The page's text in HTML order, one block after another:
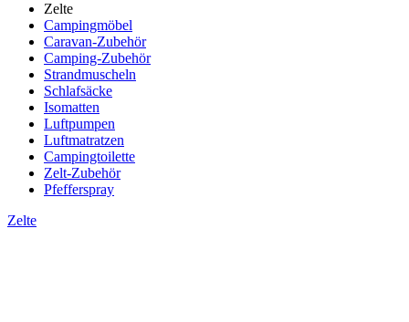
Zelte
Campingmöbel
Caravan-Zubehör
Camping-Zubehör
Strandmuscheln
Schlafsäcke
Isomatten
Luftpumpen
Luftmatratzen
Campingtoilette
Zelt-Zubehör
Pfefferspray
Zelte